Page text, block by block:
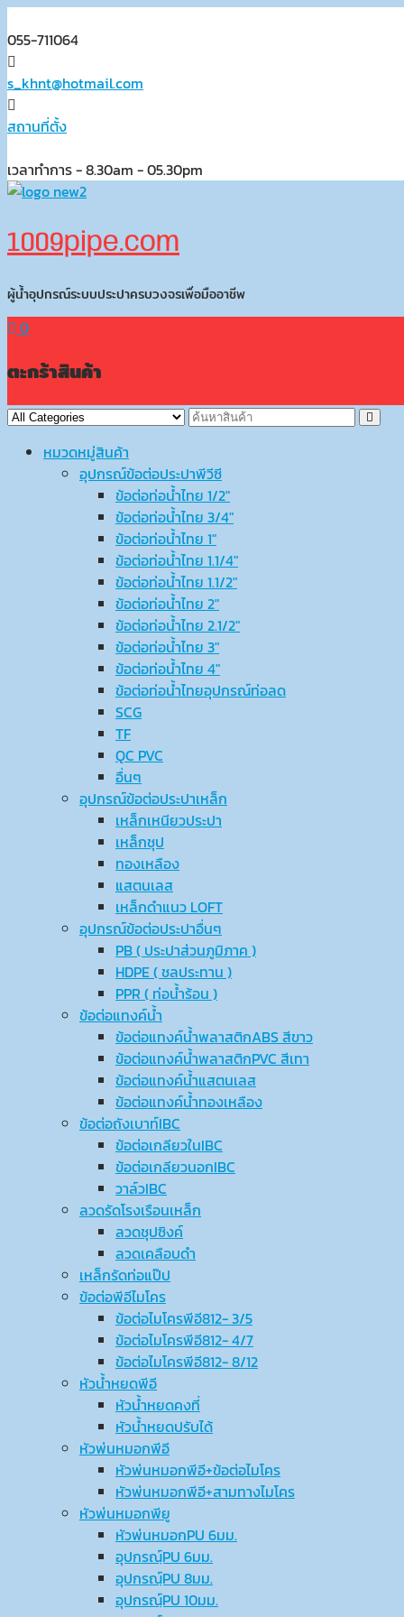
to
content
055-711064
s_khnt@hotmail.com
สถานที่ตั้ง
เวลาทำการ - 8.30am - 05.30pm
1009pipe.com
ผู้น้ำอุปกรณ์ระบบประปาครบวงจรเพื่อมืออาชีพ
0
ตะกร้าสินค้า
หมวดหมู่สินค้า
อุปกรณ์ข้อต่อประปาพีวีซี
ข้อต่อท่อน้ำไทย 1/2″
ข้อต่อท่อน้ำไทย 3/4″
ข้อต่อท่อน้ำไทย 1″
ข้อต่อท่อน้ำไทย 1.1/4″
ข้อต่อท่อน้ำไทย 1.1/2″
ข้อต่อท่อน้ำไทย 2″
ข้อต่อท่อน้ำไทย 2.1/2″
ข้อต่อท่อน้ำไทย 3″
ข้อต่อท่อน้ำไทย 4″
ข้อต่อท่อน้ำไทยอุปกรณ์ท่อลด
SCG
TF
QC PVC
อื่นๆ
อุปกรณ์ข้อต่อประปาเหล็ก
เหล็กเหนียวประปา
เหล็กชุป
ทองเหลือง
แสตนเลส
เหล็กดำแนว LOFT
อุปกรณ์ข้อต่อประปาอื่นๆ
PB ( ประปาส่วนภูมิภาค )
HDPE ( ชลประทาน )
PPR ( ท่อน้ำร้อน )
ข้อต่อแทงค์น้ำ
ข้อต่อแทงค์น้ำพลาสติกABS สีขาว
ข้อต่อแทงค์น้ำพลาสติกPVC สีเทา
ข้อต่อแทงค์น้ำแสตนเลส
ข้อต่อแทงค์น้ำทองเหลือง
ข้อต่อถังเบาท์IBC
ข้อต่อเกลียวในIBC
ข้อต่อเกลียวนอกIBC
วาล์วIBC
ลวดรัดโรงเรือนเหล็ก
ลวดชุปซิงค์
ลวดเคลือบดำ
เหล็กรัดท่อแป๊ป
ข้อต่อพีอีไมโคร
ข้อต่อไมโครพีอี812- 3/5
ข้อต่อไมโครพีอี812- 4/7
ข้อต่อไมโครพีอี812- 8/12
หัวน้ำหยดพีอี
หัวน้ำหยดคงที่
หัวน้ำหยดปรับได้
หัวพ่นหมอกพีอี
หัวพ่นหมอกพีอี+ข้อต่อไมโคร
หัวพ่นหมอกพีอี+สามทางไมโคร
หัวพ่นหมอกพียู
หัวพ่นหมอกPU 6มม.
อุปกรณ์ฺPU 6มม.
อุปกรณ์ฺPU 8มม.
อุปกรณ์ฺPU 10มม.